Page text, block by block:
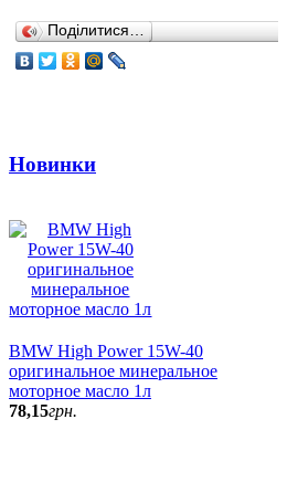
Поділитися…
Новинки
BMW High Power 15W-40
оригинальное минеральное
моторное масло 1л
78,15грн.